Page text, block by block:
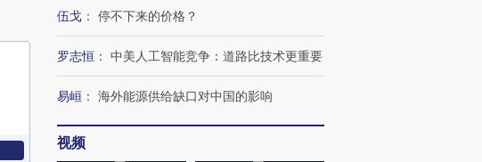
伍戈 ： 停不下来的价格？
罗志恒 ： 中美人工智能竞争：道路比技术更重要
易峘 ： 海外能源供给缺口对中国的影响
视频